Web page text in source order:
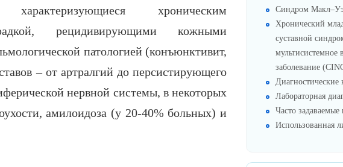
характеризующиеся хроническим
рецидивирующими кожными
патологией (конъюнктивит,
– от артралгий до персистирующего
нервной системы, в некоторых
амилоидоза (у 20-40% больных) и
Синдром
Хронический
суставной
мультисистемное
заболевание
Диагностические
Лабораторная
Часто задаваемые
Использованная